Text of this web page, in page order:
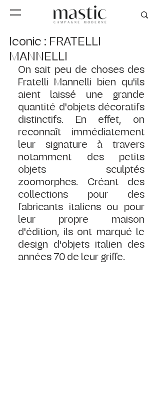
Iconic : FRATELLI
MANNELLI
On sait peu de choses des
Fratelli Mannelli bien qu'ils
aient laissé une grande
quantité d'objets décoratifs
distinctifs. En effet, on
reconnaît immédiatement
leur signature à travers
notamment des petits
objets sculptés
zoomorphes. Créant des
collections pour des
fabricants italiens ou pour
leur propre maison
d'édition, ils ont marqué le
design d'objets italien des
années 70 de leur griffe.